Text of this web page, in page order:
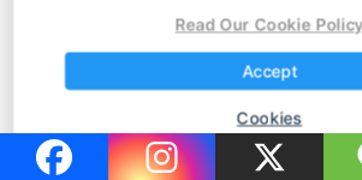
Read Our Cookie Policy
Accept
Cookies